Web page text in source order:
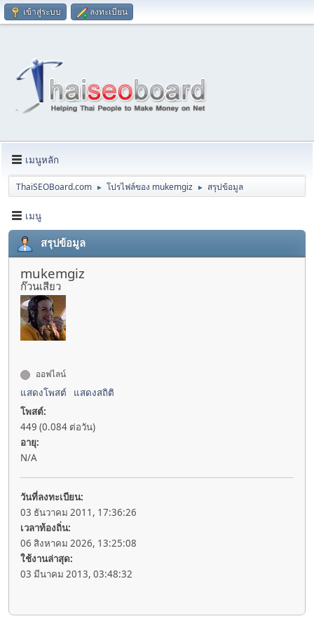
เข้าสู่ระบบ ลงทะเบียน
เมนูหลัก
ThaiSEOBoard.com ► โปรไฟล์ของ mukemgiz ► สรุปข้อมูล
เมนู
สรุปข้อมูล
mukemgiz
ก๊วนเสียว
ออฟไลน์
แสดงโพสต์
แสดงสถิติ
โพสต์:
449 (0.084 ต่อวัน)
อายุ:
N/A
วันที่ลงทะเบียน:
03 ธันวาคม 2011, 17:36:26
เวลาท้องถิ่น:
06 สิงหาคม 2026, 13:25:08
ใช้งานล่าสุด:
03 มีนาคม 2013, 03:48:32